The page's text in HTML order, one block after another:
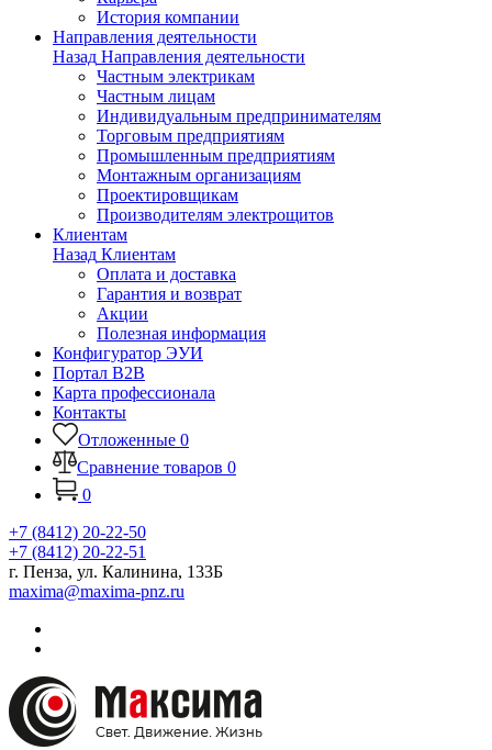
История компании
Направления деятельности
Назад Направления деятельности
Частным электрикам
Частным лицам
Индивидуальным предпринимателям
Торговым предприятиям
Промышленным предприятиям
Монтажным организациям
Проектировщикам
Производителям электрощитов
Клиентам
Назад Клиентам
Оплата и доставка
Гарантия и возврат
Акции
Полезная информация
Конфигуратор ЭУИ
Портал B2B
Карта профессионала
Контакты
Отложенные 0
Сравнение товаров 0
0
+7 (8412) 20-22-50
+7 (8412) 20-22-51
г. Пенза, ул. Калинина, 133Б
maxima@maxima-pnz.ru